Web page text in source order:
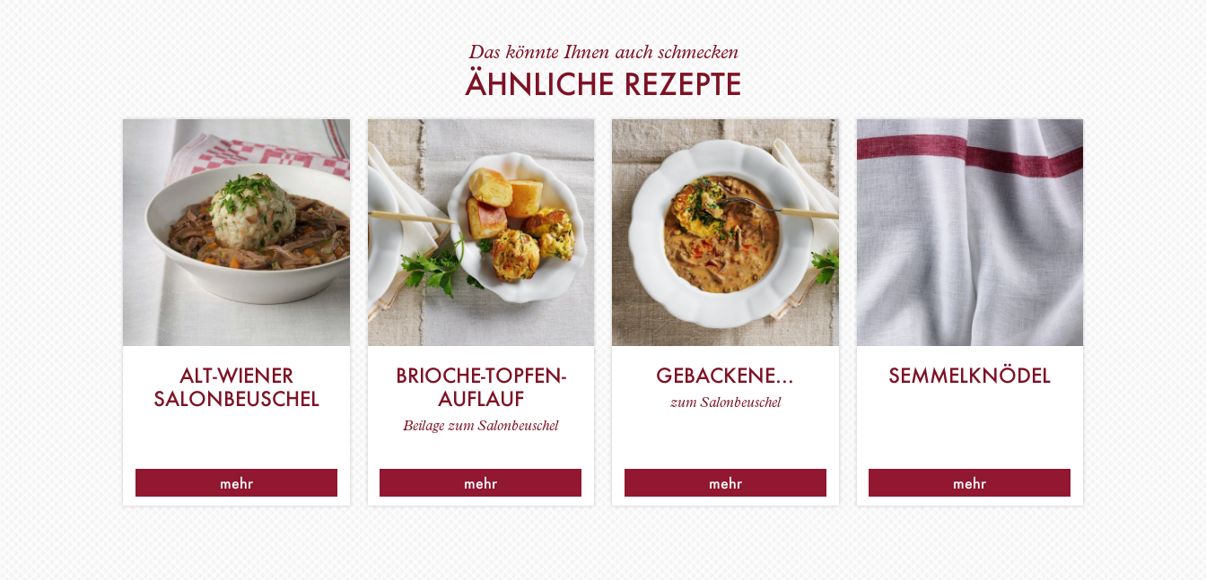
Das könnte Ihnen auch schmecken
ÄHNLICHE REZEPTE
ALT-WIENER
SALONBEUSCHEL
mehr
BRIOCHE-TOPFEN-
AUFLAUF
Beilage zum Salonbeuschel
mehr
GEBACKENE…
zum Salonbeuschel
mehr
SEMMELKNÖDEL
mehr